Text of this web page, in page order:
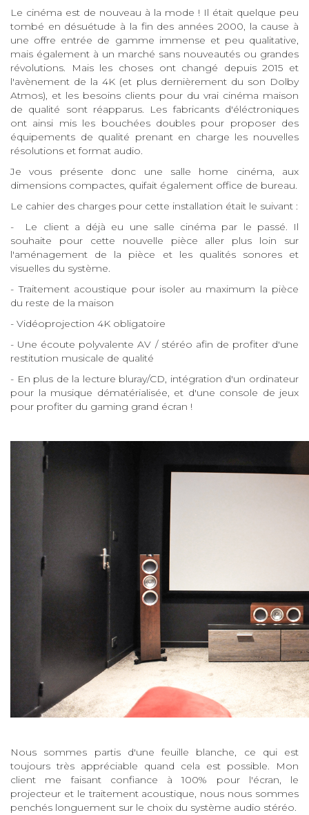
Le cinéma est de nouveau à la mode ! Il était quelque peu
tombé en désuétude à la fin des années 2000, la cause à
une offre entrée de gamme immense et peu qualitative,
mais également à un marché sans nouveautés ou grandes
révolutions. Mais les choses ont changé depuis 2015 et
l'avènement de la 4K (et plus dernièrement du son Dolby
Atmos), et les besoins clients pour du vrai cinéma maison
de qualité sont réapparus. Les fabricants d'éléctroniques
ont ainsi mis les bouchées doubles pour proposer des
équipements de qualité prenant en charge les nouvelles
résolutions et format audio.
Je vous présente donc une salle home cinéma, aux
dimensions compactes, quifait également office de bureau.
Le cahier des charges pour cette installation était le suivant :
- Le client a déjà eu une salle cinéma par le passé. Il
souhaite pour cette nouvelle pièce aller plus loin sur
l'aménagement de la pièce et les qualités sonores et
visuelles du système.
- Traitement acoustique pour isoler au maximum la pièce
du reste de la maison
- Vidéoprojection 4K obligatoire
- Une écoute polyvalente AV / stéréo afin de profiter d'une
restitution musicale de qualité
- En plus de la lecture bluray/CD, intégration d'un ordinateur
pour la musique dématérialisée, et d'une console de jeux
pour profiter du gaming grand écran !
Nous sommes partis d'une feuille blanche, ce qui est
toujours très appréciable quand cela est possible. Mon
client me faisant confiance à 100% pour l'écran, le
projecteur et le traitement acoustique, nous nous sommes
penchés longuement sur le choix du système audio stéréo.